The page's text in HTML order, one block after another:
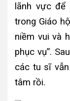
lãnh vực để
trong Giáo
niềm vui và
phục vụ”.
các tu sĩ
tâm rồi.